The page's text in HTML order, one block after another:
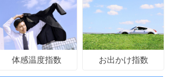
体感温度指数 お出かけ指数